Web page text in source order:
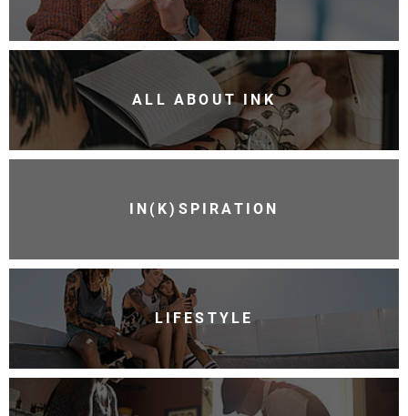
ALL ABOUT INK
IN(K)SPIRATION
LIFESTYLE